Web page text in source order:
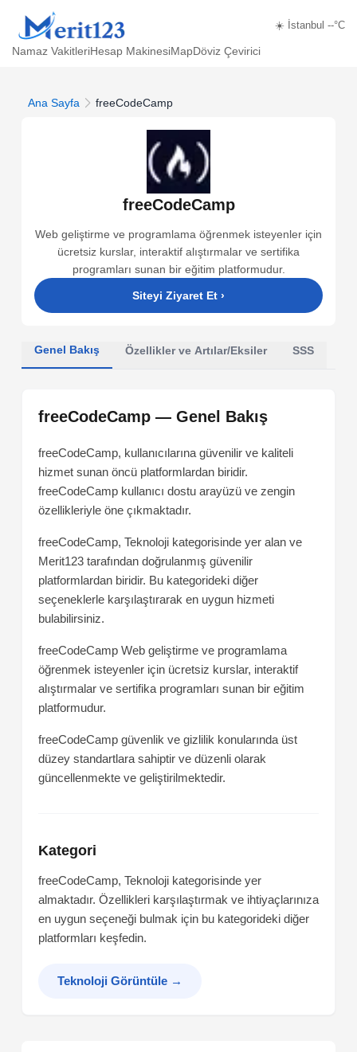
☀️ İstanbul --°C
Namaz VakitleriHesap MakinesiMapDöviz Çevirici
Ana Sayfa freeCodeCamp
freeCodeCamp
Web geliştirme ve programlama öğrenmek isteyenler için
ücretsiz kurslar, interaktif alıştırmalar ve sertifika
programları sunan bir eğitim platformudur.
Siteyi Ziyaret Et ›
Genel Bakış Özellikler ve Artılar/Eksiler SSS
freeCodeCamp — Genel Bakış
freeCodeCamp, kullanıcılarına güvenilir ve kaliteli
hizmet sunan öncü platformlardan biridir.
freeCodeCamp kullanıcı dostu arayüzü ve zengin
özellikleriyle öne çıkmaktadır.
freeCodeCamp, Teknoloji kategorisinde yer alan ve
Merit123 tarafından doğrulanmış güvenilir
platformlardan biridir. Bu kategorideki diğer
seçeneklerle karşılaştırarak en uygun hizmeti
bulabilirsiniz.
freeCodeCamp Web geliştirme ve programlama
öğrenmek isteyenler için ücretsiz kurslar, interaktif
alıştırmalar ve sertifika programları sunan bir eğitim
platformudur.
freeCodeCamp güvenlik ve gizlilik konularında üst
düzey standartlara sahiptir ve düzenli olarak
güncellenmekte ve geliştirilmektedir.
Kategori
freeCodeCamp, Teknoloji kategorisinde yer
almaktadır. Özellikleri karşılaştırmak ve ihtiyaçlarınıza
en uygun seçeneği bulmak için bu kategorideki diğer
platformları keşfedin.
Teknoloji Görüntüle →